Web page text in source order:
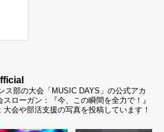
ス部の大会「MUSIC DAYS」の公式アカ
スローガン：『今、この瞬間を全力で！』
大会や部活支援の写真を投稿しています！